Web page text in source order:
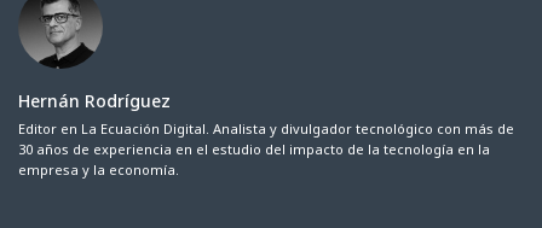
Hernán Rodríguez
Editor en La Ecuación Digital. Analista y divulgador tecnológico con más de
30 años de experiencia en el estudio del impacto de la tecnología en la
empresa y la economía.